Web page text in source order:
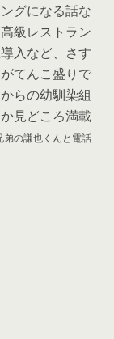
グになる話な
級レストラン
入など、さす
てんこ盛りで
らの幼馴染組
見どころ満載
弟の謙也くんと電話